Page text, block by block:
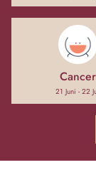
Cancer
21 Juni - 22